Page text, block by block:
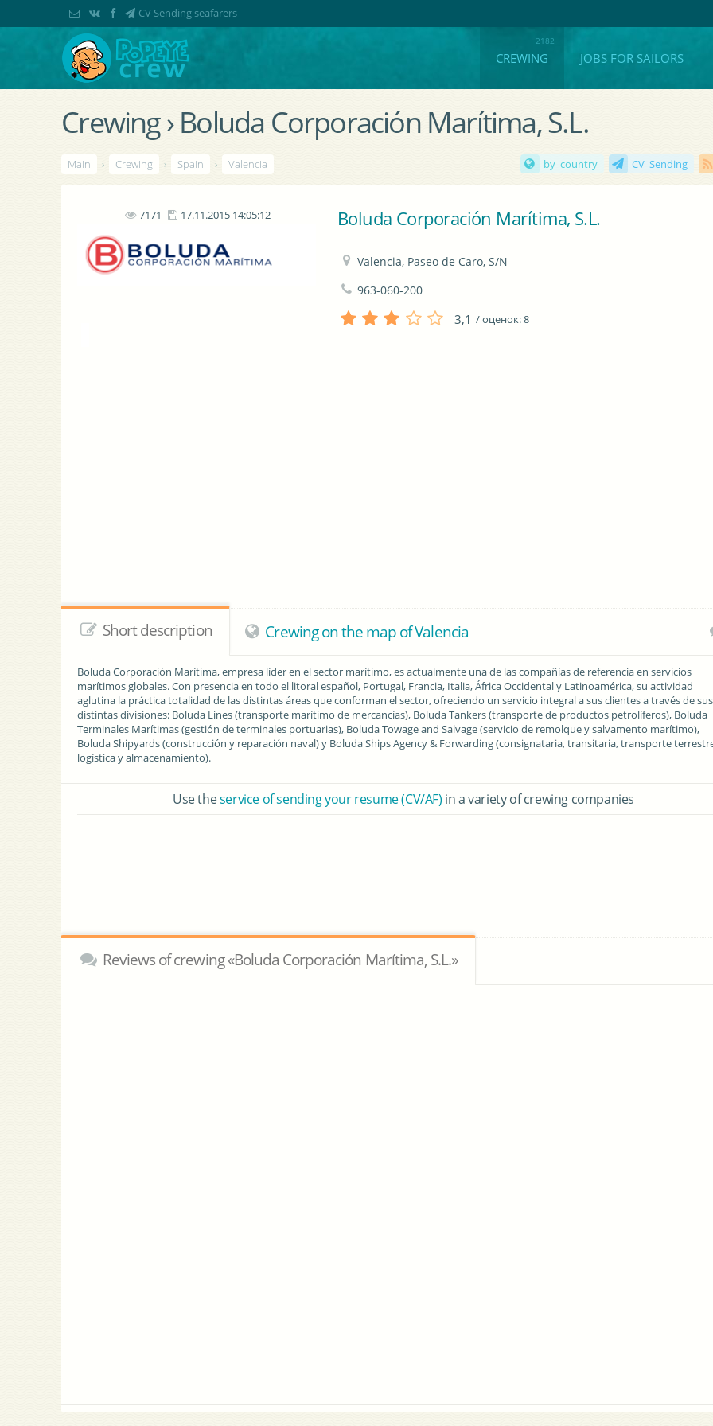
CREWING JOBS FOR SAILORS
Crewing › Boluda Corporación Marítima, S.L.
Main › Crewing › Spain › Valencia by country CV Sending
7171 17.11.2015 14:05:12 Boluda Corporación Marítima, S.L.
Valencia, Paseo de Caro, S/N
963-060-200
3,1 / оценок:8
Short description Crewing on the map of Valencia
Boluda Corporación Marítima, empresa líder en el sector marítimo, es actualmente una de las compañías de referencia en servicios
marítimos globales. Con presencia en todo el litoral español, Portugal, Francia, Italia, África Occidental y Latinoamérica, su actividad
aglutina la práctica totalidad de las distintas áreas que conforman el sector, ofreciendo un servicio integral a sus clientes a través de sus
distintas divisiones: Boluda Lines (transporte marítimo de mercancías), Boluda Tankers (transporte de productos petrolíferos), Boluda
Terminales Marítimas (gestión de terminales portuarias), Boluda Towage and Salvage (servicio de remolque y salvamento marítimo),
Boluda Shipyards (construcción y reparación naval) y Boluda Ships Agency & Forwarding (consignataria, transitaria, transporte
logística y almacenamiento).
Use theservice of sending your resume (CV/AF) in a variety of crewing companies
Reviews of crewing «Boluda Corporación Marítima, S.L.»
CV Sending seafarers